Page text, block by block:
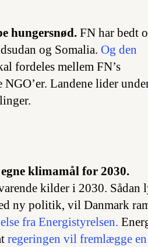
hungersnød. FN har bedt
og Somalia. Og den
fordeles mellem FN’s
Landene lider
klimamål for 2030.
kilder i 2030. Sådan
ny politik, vil Danmark
fra Energistyrelsen.
regeringen vil fremlægge